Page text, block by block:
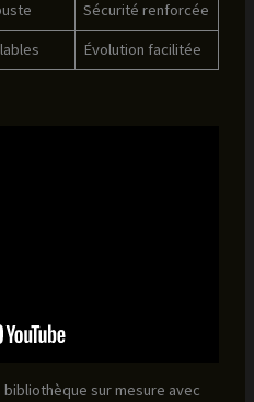
Sécurité renforcée
Évolution facilitée
sur mesure avec